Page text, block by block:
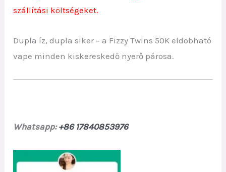
€39.00.€6.60.
szállítási költségeket.
Dupla íz, dupla siker – a Fizzy Twins 50K eldobható
vape minden kiskereskedő nyerő párosa.
Whatsapp:+86 17840853976